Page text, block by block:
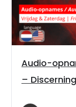
Audio-
–